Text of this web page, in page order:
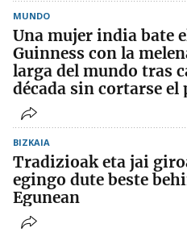
MUNDO
Una mujer india bate
Guinness con la
larga del mundo tras
década sin cortarse el
BIZKAIA
Tradizioak eta jai
egingo dute beste
Egunean